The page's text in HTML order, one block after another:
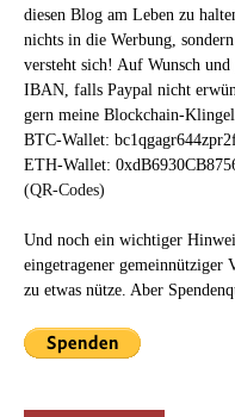
diesen Blog am Leben zu
nichts in die Werbung,
versteht sich! Auf Wunsch und
IBAN, falls Paypal nicht
gern meine Blockchain-
BTC-Wallet:
ETH-Wallet:
(QR-Codes)
Und noch ein wichtiger
eingetragener gemeinnütziger
zu etwas nütze. Aber